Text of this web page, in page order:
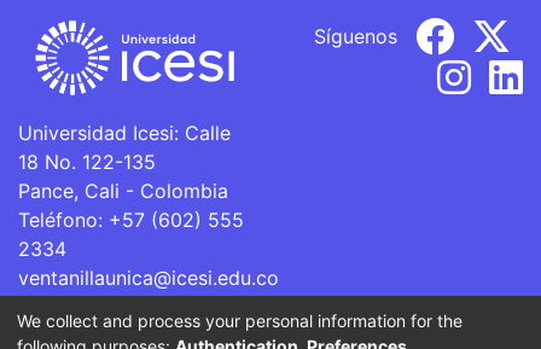
Universidad Icesi: Calle
18 No. 122-135
Pance, Cali - Colombia
Teléfono: +57 (602) 555
2334
ventanillaunica@icesi.edu.co
Síguenos
La Universidad Icesi es una Institución de Educación
We collect and process your personal information for the